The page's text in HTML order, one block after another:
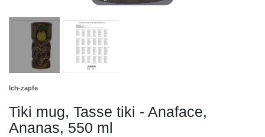
Ich-zapfe
Tiki mug, Tasse tiki - Anaface,
Ananas, 550 ml